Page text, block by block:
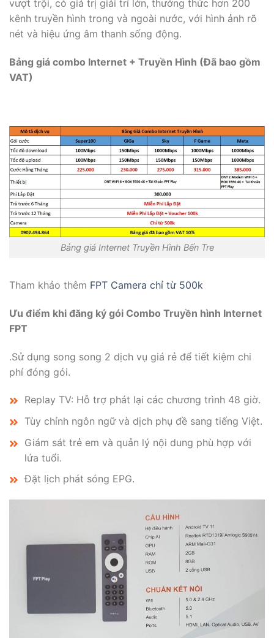
vượt trội, có giá trị giải trí lớn, thưởng thức hơn 200
kênh truyền hình trong và ngoài nước, với hình ảnh rõ
nét và hiệu ứng âm thanh sống động.
Bảng giá combo Internet + Truyền Hình (Đã bao gồm
VAT)
Bảng giá Internet Truyền Hình Bến Tre
Tham khảo thêm FPT Camera chỉ từ 500k
Ưu điểm khi đăng ký gói Combo Truyền hình Internet
FPT
.Sử dụng song song 2 dịch vụ giá rẻ để tiết kiệm chi
phí đóng gói.
Replay TV: Hỗ trợ phát lại các chương trình 48 giờ.
Tùy chỉnh ngôn ngữ và dịch phụ đề sang tiếng Việt.
Giám sát trẻ em và quản lý nội dung phù hợp với
lứa tuổi.
Đặt lịch phát sóng EPG.